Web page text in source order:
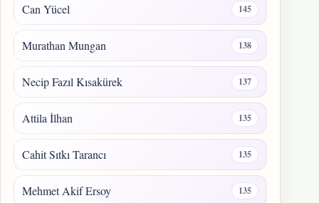
Can Yücel 145
Murathan Mungan 138
Necip Fazıl Kısakürek 137
Attila İlhan 135
Cahit Sıtkı Tarancı 135
Mehmet Akif Ersoy 135